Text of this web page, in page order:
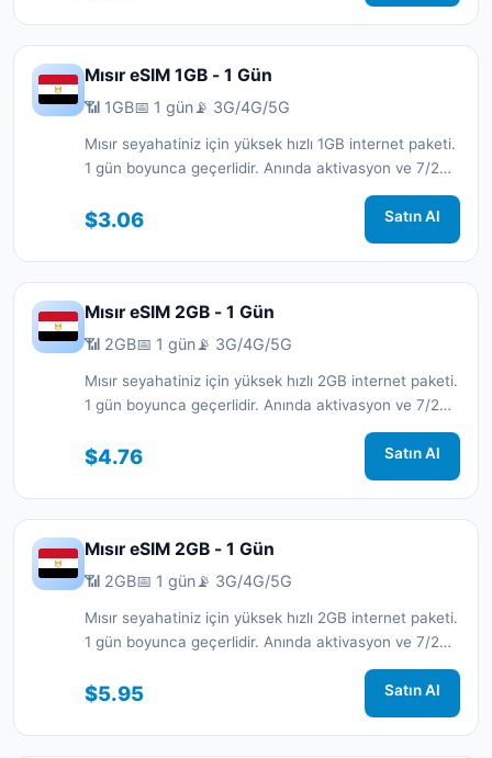
Mısır eSIM 1GB - 1 Gün
📶 1GB📅 1 gün📡 3G/4G/5G
Mısır seyahatiniz için yüksek hızlı 1GB internet paketi.
1 gün boyunca geçerlidir. Anında aktivasyon ve 7/24
$3.06 Satın Al
Mısır eSIM 2GB - 1 Gün
📶 2GB📅 1 gün📡 3G/4G/5G
Mısır seyahatiniz için yüksek hızlı 2GB internet paketi.
1 gün boyunca geçerlidir. Anında aktivasyon ve 7/24
$4.76 Satın Al
Mısır eSIM 2GB - 1 Gün
📶 2GB📅 1 gün📡 3G/4G/5G
Mısır seyahatiniz için yüksek hızlı 2GB internet paketi.
1 gün boyunca geçerlidir. Anında aktivasyon ve 7/24
$5.95 Satın Al